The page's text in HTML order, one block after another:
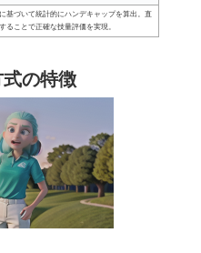
基づいて統計的にハンデキャップを算出。直
ることで正確な技量評価を実現。
の特徴